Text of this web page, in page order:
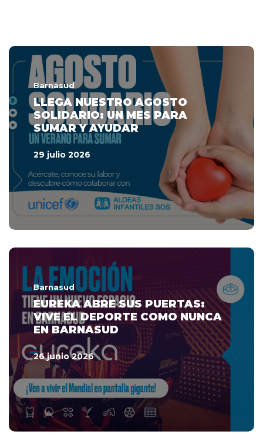
Barnasud
LLEGA NUESTRO AGOSTO
SOLIDARIO: UN MES PARA
SUMAR Y AYUDAR
29 julio 2026
Barnasud
EUREKA ABRE SUS PUERTAS:
VIVE EL DEPORTE COMO NUNCA
EN BARNASUD
26 junio 2026